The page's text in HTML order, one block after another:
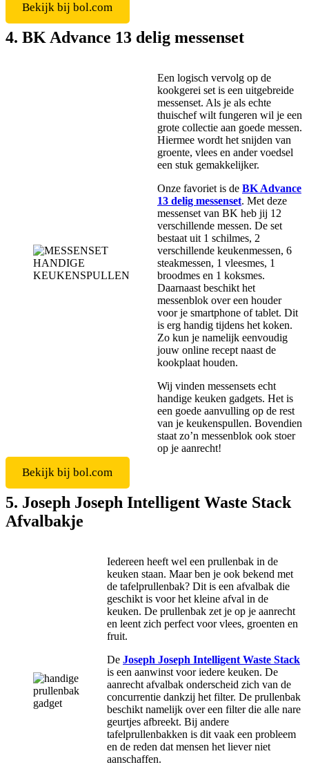
Bekijk bij bol.com
4. BK Advance 13 delig messenset
Een logisch vervolg op de
kookgerei set is een uitgebreide
messenset. Als je als echte
thuischef wilt fungeren wil je een
grote collectie aan goede messen.
Hiermee wordt het snijden van
groente, vlees en ander voedsel
een stuk gemakkelijker.
Onze favoriet is de BK Advance
13 delig messenset. Met deze
messenset van BK heb jij 12
verschillende messen. De set
bestaat uit 1 schilmes, 2
verschillende keukenmessen, 6
steakmessen, 1 vleesmes, 1
broodmes en 1 koksmes.
Daarnaast beschikt het
messenblok over een houder
voor je smartphone of tablet. Dit
is erg handig tijdens het koken.
Zo kun je namelijk eenvoudig
jouw online recept naast de
kookplaat houden.
Wij vinden messensets echt
handige keuken gadgets. Het is
een goede aanvulling op de rest
van je keukenspullen. Bovendien
staat zo’n messenblok ook stoer
op je aanrecht!
Bekijk bij bol.com
5. Joseph Joseph Intelligent Waste Stack
Afvalbakje
Iedereen heeft wel een prullenbak in de
keuken staan. Maar ben je ook bekend met
de tafelprullenbak? Dit is een afvalbak die
geschikt is voor het kleine afval in de
keuken. De prullenbak zet je op je aanrecht
en leent zich perfect voor vlees, groenten en
fruit.
De Joseph Joseph Intelligent Waste Stack
is een aanwinst voor iedere keuken. De
aanrecht afvalbak onderscheid zich van de
concurrentie dankzij het filter. De prullenbak
beschikt namelijk over een filter die alle nare
geurtjes afbreekt. Bij andere
tafelprullenbakken is dit vaak een probleem
en de reden dat mensen het liever niet
aanschaffen.